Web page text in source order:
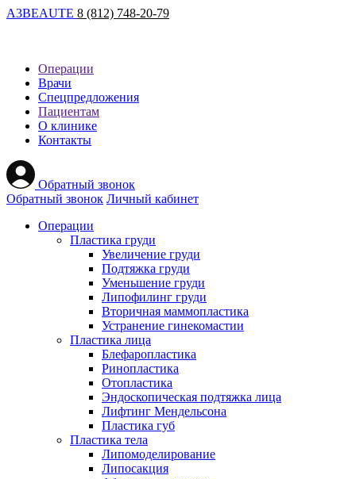
A3BEAUTE 8 (812) 748-20-79
Операции
Врачи
Спецпредложения
Пациентам
О клинике
Контакты
Обратный звонок
Обратный звонок Личный кабинет
Операции
Пластика груди
Увеличение груди
Подтяжка груди
Уменьшение груди
Липофилинг груди
Вторичная маммопластика
Устранение гинекомастии
Пластика лица
Блефаропластика
Ринопластика
Отопластика
Эндоскопическая подтяжка лица
Лифтинг Мендельсона
Пластика губ
Пластика тела
Липомоделирование
Липосакция